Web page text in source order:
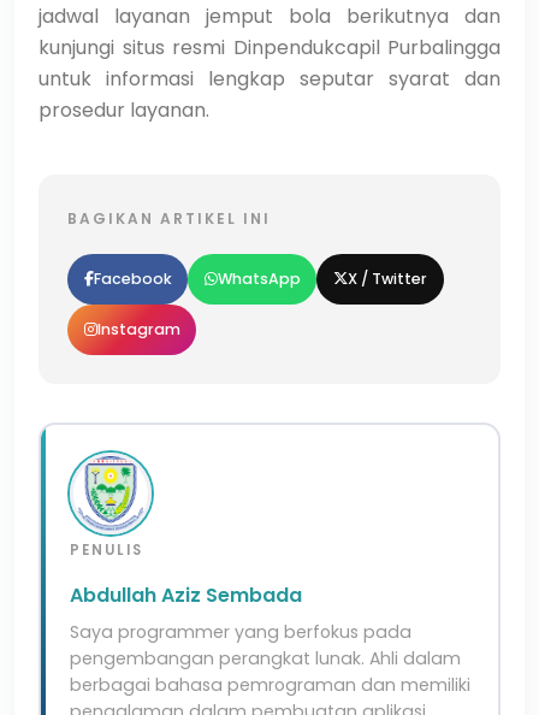
jadwal layanan jemput bola berikutnya dan
kunjungi situs resmi Dinpendukcapil Purbalingga
untuk informasi lengkap seputar syarat dan
prosedur layanan.
BAGIKAN ARTIKEL INI
Facebook WhatsApp X / Twitter
Instagram
PENULIS
Abdullah Aziz Sembada
Saya programmer yang berfokus pada
pengembangan perangkat lunak. Ahli dalam
berbagai bahasa pemrograman dan memiliki